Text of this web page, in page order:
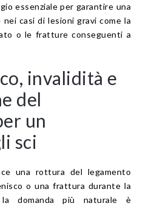
essenziale per garantire una
casi di lesioni gravi come la
o le fratture conseguenti a
invalidità e
del
un
sci
una rottura del legamento
o una frattura durante la
domanda più naturale è